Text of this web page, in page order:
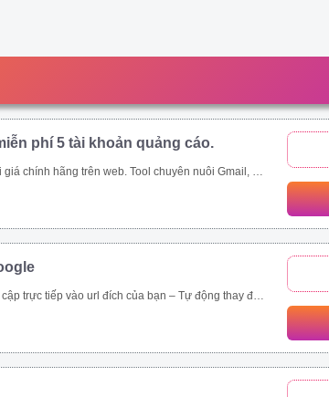
phí 5 tài khoản quảng cáo.
rẻ\\\\\\\\\\\\\\\\\\\\\\\\\\\\\\\&amp;amp;quot; các tool tự động thông qua ứng dụng này - Auto đăng nhập gmail, auto nuôi mail, auto tạo tài khoản quảng cáo, auto add thẻ, auto kháng....
hệ điều hành. – Chạy đa luồng (Mở nhiều cửa sổ cùng lúc) để tăng tốc độ SEO. Vĩnh viễn, bảo hành 1 đổi 1 tool Video demo : https://drive.google.com/drive/folders/1tPeGf4iXaQ1i7g7s_LQQlKB9Qcmt_-Cm